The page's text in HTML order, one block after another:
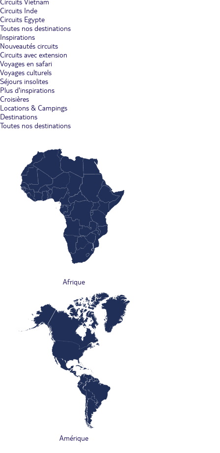
Circuits Vietnam
Circuits Inde
Circuits Egypte
Toutes nos destinations
Inspirations
Nouveautés circuits
Circuits avec extension
Voyages en safari
Voyages culturels
Séjours insolites
Plus d'inspirations
Croisières
Locations & Campings
Destinations
Toutes nos destinations
Afrique
Amérique